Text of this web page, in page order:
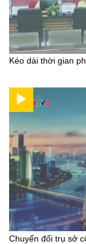
Kéo dài thời gian
Chuyển đổi trụ sở